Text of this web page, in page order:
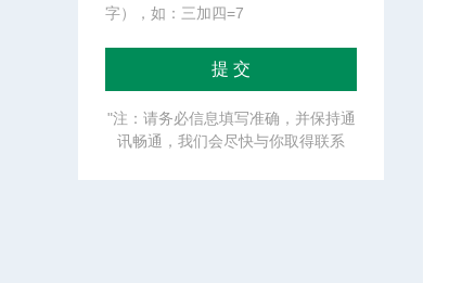
字），如：三加四=7
"注：请务必信息填写准确，并保持通
讯畅通，我们会尽快与你取得联系